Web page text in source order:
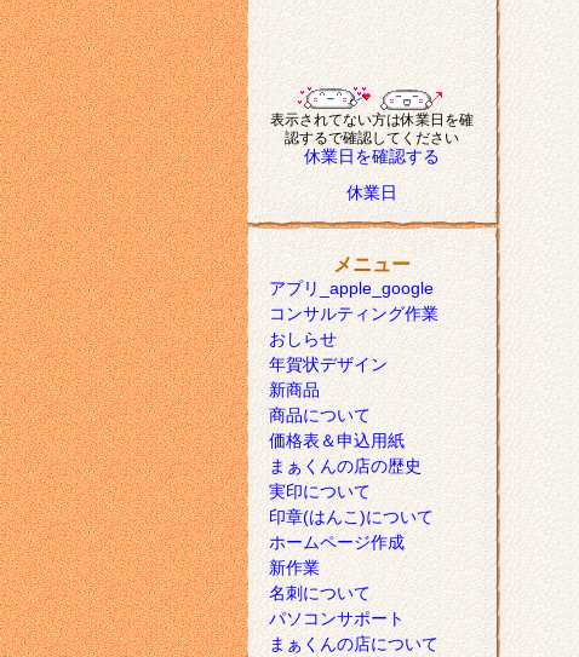
表示されてない方は休業日を確
認するで確認してください
休業日を確認する
休業日
メニュー
アプリ_apple_google
コンサルティング作業
おしらせ
年賀状デザイン
新商品
商品について
価格表＆申込用紙
まぁくんの店の歴史
実印について
印章(はんこ)について
ホームページ作成
新作業
名刺について
パソコンサポート
まぁくんの店について